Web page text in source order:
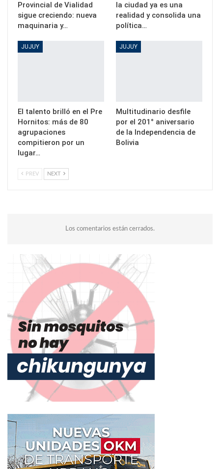
Provincial de Vialidad
sigue creciendo: nueva
maquinaria y…
la ciudad ya es una
realidad y consolida una
política…
JUJUY
El talento brilló en el Pre
Hornitos: más de 80
agrupaciones
compitieron por un
lugar…
JUJUY
Multitudinario desfile
por el 201° aniversario
de la Independencia de
Bolivia
PREV NEXT
Los comentarios están cerrados.